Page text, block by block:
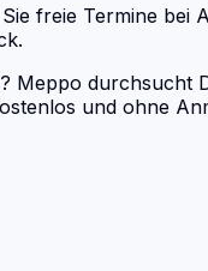
freie Termine bei
Meppo durchsucht
und ohne